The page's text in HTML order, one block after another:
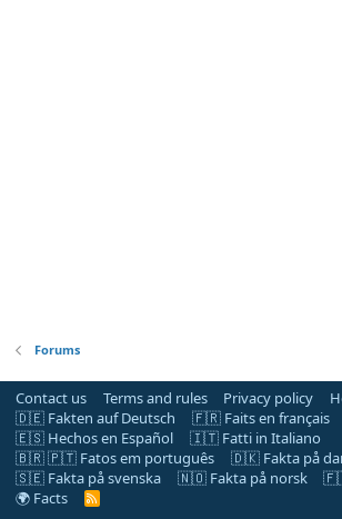
Forums
Contact us Terms and rules Privacy policy
🇩🇪 Fakten auf Deutsch
🇫🇷 Faits en français
🇪🇸 Hechos en Español
🇮🇹 Fatti in Italiano
🇧🇷 🇵🇹 Fatos em português
🇩🇰 Fakta på
🇸🇪 Fakta på svenska
🇳🇴 Fakta på norsk
🌍 Facts
R